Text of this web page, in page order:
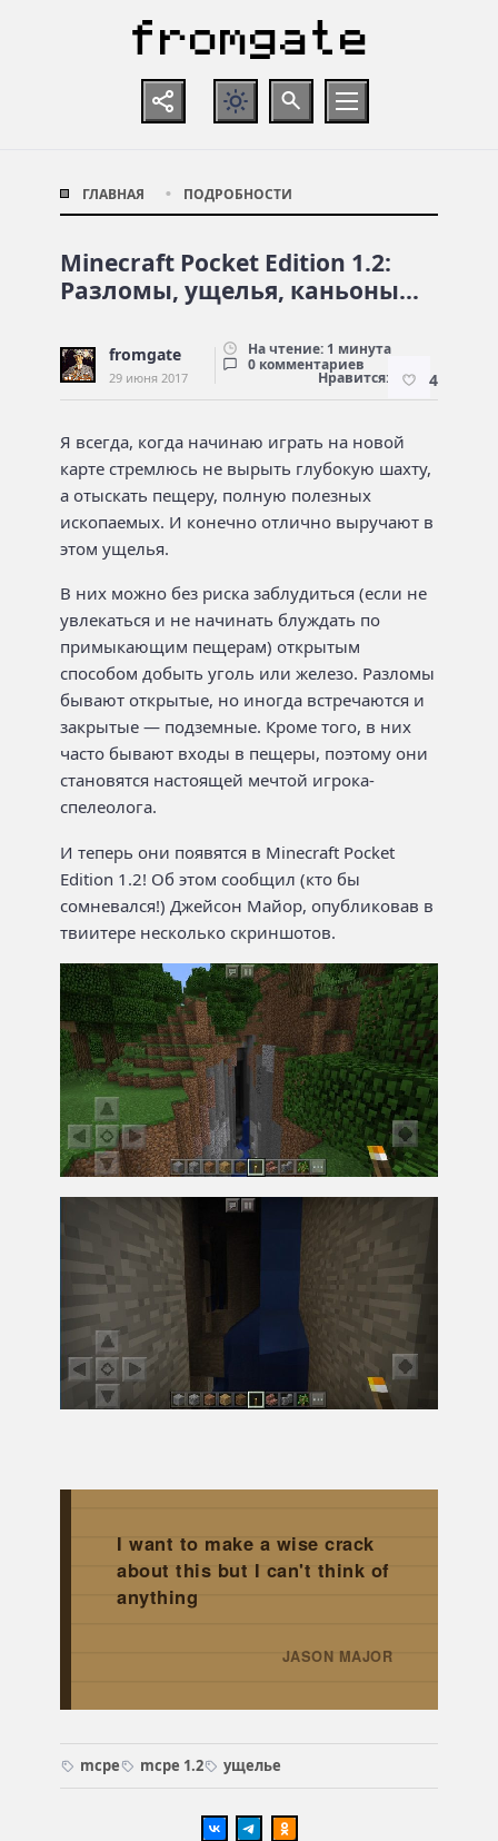
ГЛАВНАЯ ПОДРОБНОСТИ
Minecraft Pocket Edition 1.2:
Разломы, ущелья, каньоны…
fromgate
29 июня 2017
На чтение: 1 минута
0 комментариев
Нравится: 4
Я всегда, когда начинаю играть на новой
карте стремлюсь не вырыть глубокую шахту,
а отыскать пещеру, полную полезных
ископаемых. И конечно отлично выручают в
этом ущелья.
В них можно без риска заблудиться (если не
увлекаться и не начинать блуждать по
примыкающим пещерам) открытым
способом добыть уголь или железо. Разломы
бывают открытые, но иногда встречаются и
закрытые — подземные. Кроме того, в них
часто бывают входы в пещеры, поэтому они
становятся настоящей мечтой игрока-
спелеолога.
И теперь они появятся в Minecraft Pocket
Edition 1.2! Об этом сообщил (кто бы
сомневался!) Джейсон Майор, опубликовав в
твиитере несколько скриншотов.
I want to make a wise crack
about this but I can't think of
anything
JASON MAJOR
mcpe mcpe 1.2 ущелье